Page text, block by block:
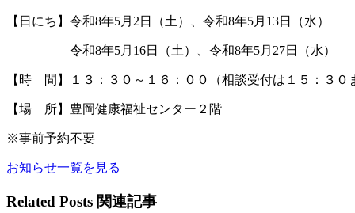
【日にち】令和8年5月2日（土）、令和8年5月13日（水）
令和8年5月16日（土）、令和8年5月27日（水）
【時 間】１３：３０～１６：００（相談受付は１５：３０
【場 所】豊岡健康福祉センター２階
※事前予約不要
お知らせ一覧を見る
Related Posts 関連記事